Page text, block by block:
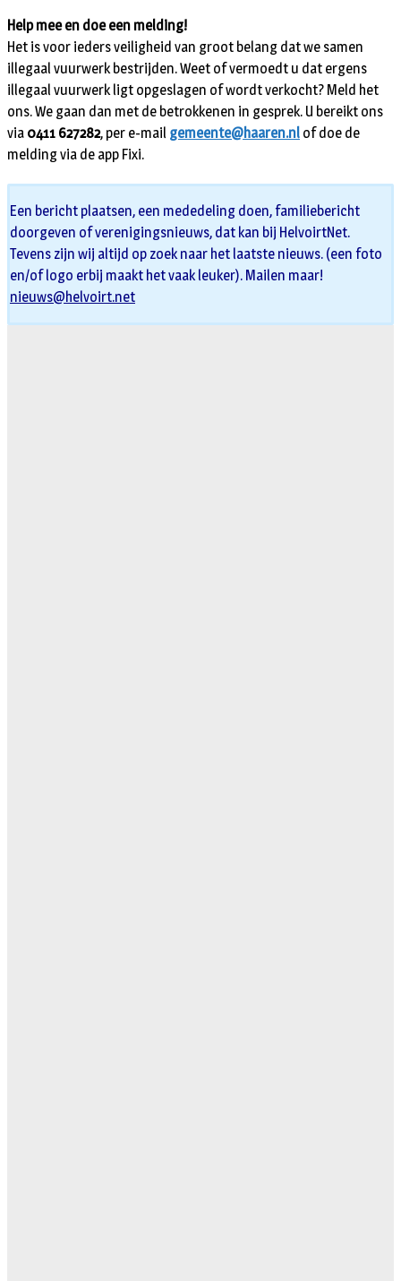
Help mee en doe een melding!
Het is voor ieders veiligheid van groot belang dat we samen
illegaal vuurwerk bestrijden. Weet of vermoedt u dat ergens
illegaal vuurwerk ligt opgeslagen of wordt verkocht? Meld het
ons. We gaan dan met de betrokkenen in gesprek. U bereikt ons
via 0411 627282, per e-mail gemeente@haaren.nl of doe de
melding via de app Fixi.
Een bericht plaatsen, een mededeling doen, familiebericht
doorgeven of verenigingsnieuws, dat kan bij HelvoirtNet.
Tevens zijn wij altijd op zoek naar het laatste nieuws. (een foto
en/of logo erbij maakt het vaak leuker). Mailen maar!
nieuws@helvoirt.net